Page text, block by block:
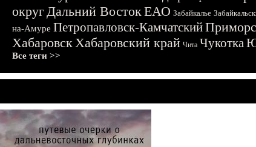
округДальний ВостокЕАО Забайкалье
на-Амуре Петропавловск-Камчатский
ХабаровскХабаровский край Чита Чукотка
Все теги >>